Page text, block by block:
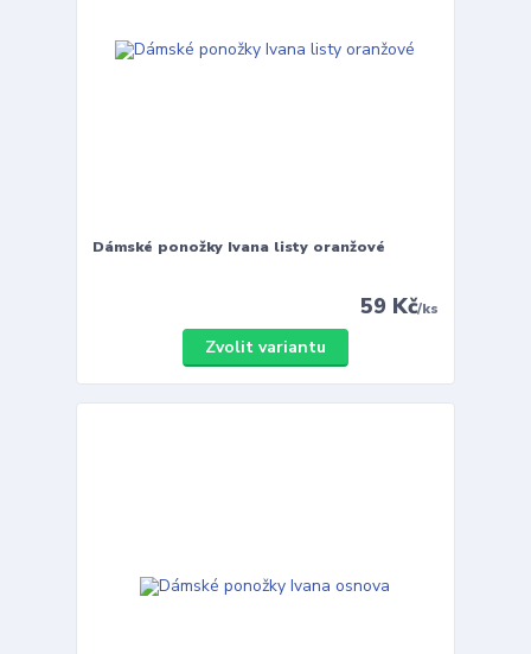
Dámské ponožky Ivana listy oranžové
59 Kč/ks
Zvolit variantu